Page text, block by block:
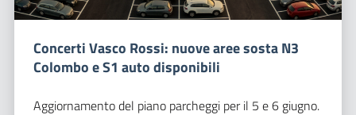
Concerti Vasco Rossi: nuove aree sosta N3
Colombo e S1 auto disponibili
Aggiornamento del piano parcheggi per il 5 e 6 giugno.